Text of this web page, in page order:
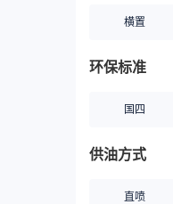
横置
环保标准
国四
供油方式
直喷